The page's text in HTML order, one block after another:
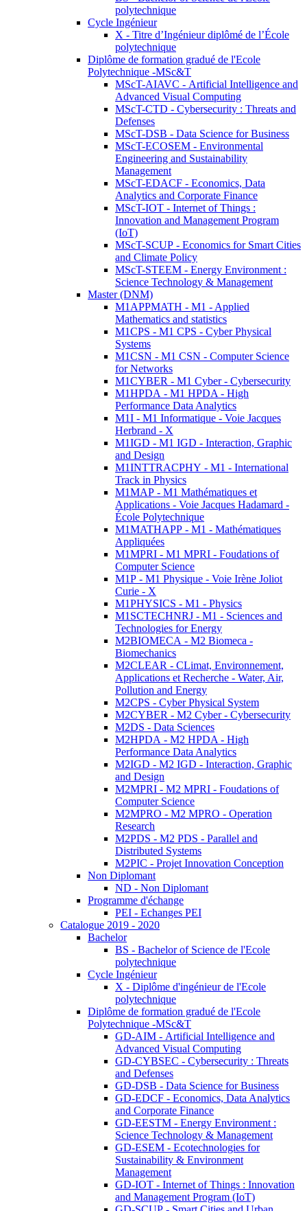
polytechnique
Cycle Ingénieur
X - Titre d’Ingénieur diplômé de l’École
polytechnique
Diplôme de formation gradué de l'Ecole
Polytechnique -MSc&T
MScT-AIAVC - Artificial Intelligence and
Advanced Visual Computing
MScT-CTD - Cybersecurity : Threats and
Defenses
MScT-DSB - Data Science for Business
MScT-ECOSEM - Environmental
Engineering and Sustainability
Management
MScT-EDACF - Economics, Data
Analytics and Corporate Finance
MScT-IOT - Internet of Things :
Innovation and Management Program
(IoT)
MScT-SCUP - Economics for Smart Cities
and Climate Policy
MScT-STEEM - Energy Environment :
Science Technology & Management
Master (DNM)
M1APPMATH - M1 - Applied
Mathematics and statistics
M1CPS - M1 CPS - Cyber Physical
Systems
M1CSN - M1 CSN - Computer Science
for Networks
M1CYBER - M1 Cyber - Cybersecurity
M1HPDA - M1 HPDA - High
Performance Data Analytics
M1I - M1 Informatique - Voie Jacques
Herbrand - X
M1IGD - M1 IGD - Interaction, Graphic
and Design
M1INTTRACPHY - M1 - International
Track in Physics
M1MAP - M1 Mathématiques et
Applications - Voie Jacques Hadamard -
École Polytechnique
M1MATHAPP - M1 - Mathématiques
Appliquées
M1MPRI - M1 MPRI - Foudations of
Computer Science
M1P - M1 Physique - Voie Irène Joliot
Curie - X
M1PHYSICS - M1 - Physics
M1SCTECHNRJ - M1 - Sciences and
Technologies for Energy
M2BIOMECA - M2 Biomeca -
Biomechanics
M2CLEAR - CLimat, Environnement,
Applications et Recherche - Water, Air,
Pollution and Energy
M2CPS - Cyber Physical System
M2CYBER - M2 Cyber - Cybersecurity
M2DS - Data Sciences
M2HPDA - M2 HPDA - High
Performance Data Analytics
M2IGD - M2 IGD - Interaction, Graphic
and Design
M2MPRI - M2 MPRI - Foudations of
Computer Science
M2MPRO - M2 MPRO - Operation
Research
M2PDS - M2 PDS - Parallel and
Distributed Systems
M2PIC - Projet Innovation Conception
Non Diplomant
ND - Non Diplomant
Programme d'échange
PEI - Echanges PEI
Catalogue 2019 - 2020
Bachelor
BS - Bachelor of Science de l'Ecole
polytechnique
Cycle Ingénieur
X - Diplôme d'ingénieur de l'Ecole
polytechnique
Diplôme de formation gradué de l'Ecole
Polytechnique -MSc&T
GD-AIM - Artificial Intelligence and
Advanced Visual Computing
GD-CYBSEC - Cybersecurity : Threats
and Defenses
GD-DSB - Data Science for Business
GD-EDCF - Economics, Data Analytics
and Corporate Finance
GD-EESTM - Energy Environment :
Science Technology & Management
GD-ESEM - Ecotechnologies for
Sustainability & Environment
Management
GD-IOT - Internet of Things : Innovation
and Management Program (IoT)